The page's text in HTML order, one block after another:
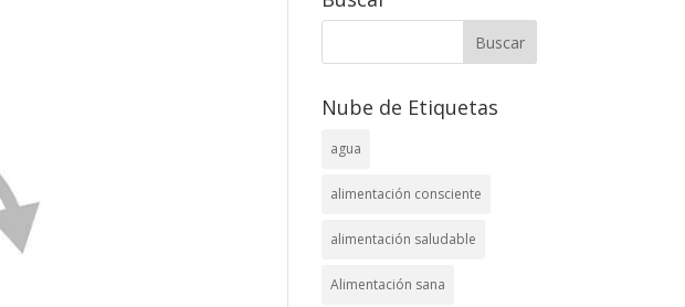
Nube de Etiquetas
agua
alimentación consciente
alimentación saludable
Alimentación sana